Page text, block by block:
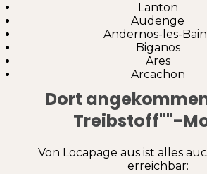
Lanton
Audenge
Andernos-les-
Biganos
Ares
Arcachon
Dort
Treibstoff""-
Von Locapage aus ist alles
erreichbar: